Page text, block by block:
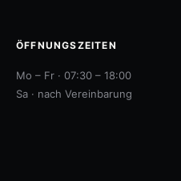
ÖFFNUNGSZEITEN
Mo – Fr · 07:30 – 18:00
Sa · nach Vereinbarung